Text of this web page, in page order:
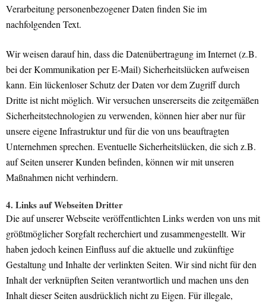
Verarbeitung personenbezogener Daten finden Sie im
nachfolgenden Text.
Wir weisen darauf hin, dass die Datenübertragung im Internet (z.B.
bei der Kommunikation per E-Mail) Sicherheitslücken aufweisen
kann. Ein lückenloser Schutz der Daten vor dem Zugriff durch
Dritte ist nicht möglich. Wir versuchen unsererseits die zeitgemäßen
Sicherheitstechnologien zu verwenden, können hier aber nur für
unsere eigene Infrastruktur und für die von uns beauftragten
Unternehmen sprechen. Eventuelle Sicherheitslücken, die sich z.B.
auf Seiten unserer Kunden befinden, können wir mit unseren
Maßnahmen nicht verhindern.
4. Links auf Webseiten Dritter
Die auf unserer Webseite veröffentlichten Links werden von uns mit
größtmöglicher Sorgfalt recherchiert und zusammengestellt. Wir
haben jedoch keinen Einfluss auf die aktuelle und zukünftige
Gestaltung und Inhalte der verlinkten Seiten. Wir sind nicht für den
Inhalt der verknüpften Seiten verantwortlich und machen uns den
Inhalt dieser Seiten ausdrücklich nicht zu Eigen. Für illegale,